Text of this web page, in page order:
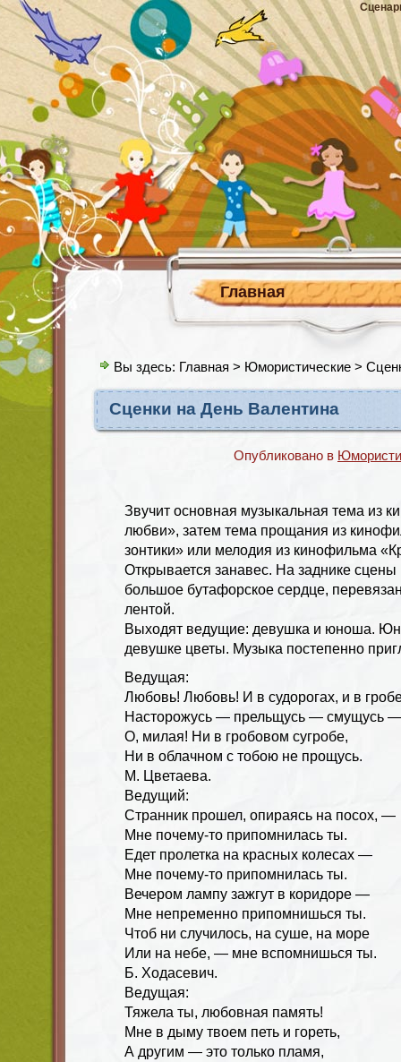
Главная
Вы здесь: Главная > Юмористические >
Сценки на День Валентина
Опубликовано в
Звучит основная музыкальная тема из
любви», затем тема прощания из
зонтики» или мелодия из кинофильма
Открывается занавес. На заднике сцены
большое бутафорское сердце,
лентой.
Выходят ведущие: девушка и юноша.
девушке цветы. Музыка постепенно
Ведущая:
Любовь! Любовь! И в судорогах, и в
Насторожусь — прельщусь — смущусь —
О, милая! Ни в гробовом сугробе,
Ни в облачном с тобою не прощусь.
М. Цветаева.
Ведущий:
Странник прошел, опираясь на посох, —
Мне почему-то припомнилась ты.
Едет пролетка на красных колесах —
Мне почему-то припомнилась ты.
Вечером лампу зажгут в коридоре —
Мне непременно припомнишься ты.
Чтоб ни случилось, на суше, на море
Или на небе, — мне вспомнишься ты.
Б. Ходасевич.
Ведущая:
Тяжела ты, любовная память!
Мне в дыму твоем петь и гореть,
А другим — это только пламя,